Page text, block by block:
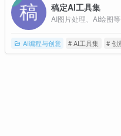
稿定AI工具集
AI编程与创意 # AI工具集 # 创